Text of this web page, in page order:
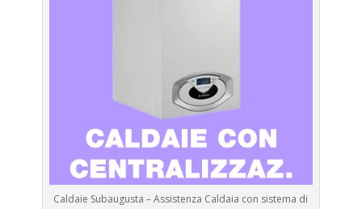
Caldaie Subaugusta – Assistenza Caldaia con sistema di